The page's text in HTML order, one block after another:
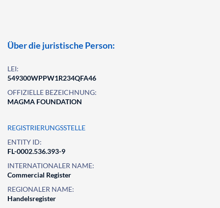
Über die juristische Person:
LEI:
549300WPPW1R234QFA46
OFFIZIELLE BEZEICHNUNG:
MAGMA FOUNDATION
REGISTRIERUNGSSTELLE
ENTITY ID:
FL-0002.536.393-9
INTERNATIONALER NAME:
Commercial Register
REGIONALER NAME:
Handelsregister